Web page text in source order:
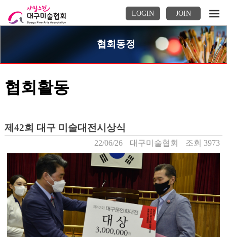
LOGIN JOIN
협회동정
협회활동
제42회 대구 미술대전시상식
22/06/26 대구미술협회 조회 3973